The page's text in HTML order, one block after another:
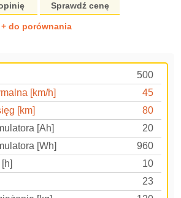
Sprawdź cenę
+ do porównania
500
[km/h]
45
[km]
80
[Ah]
20
[Wh]
960
10
23